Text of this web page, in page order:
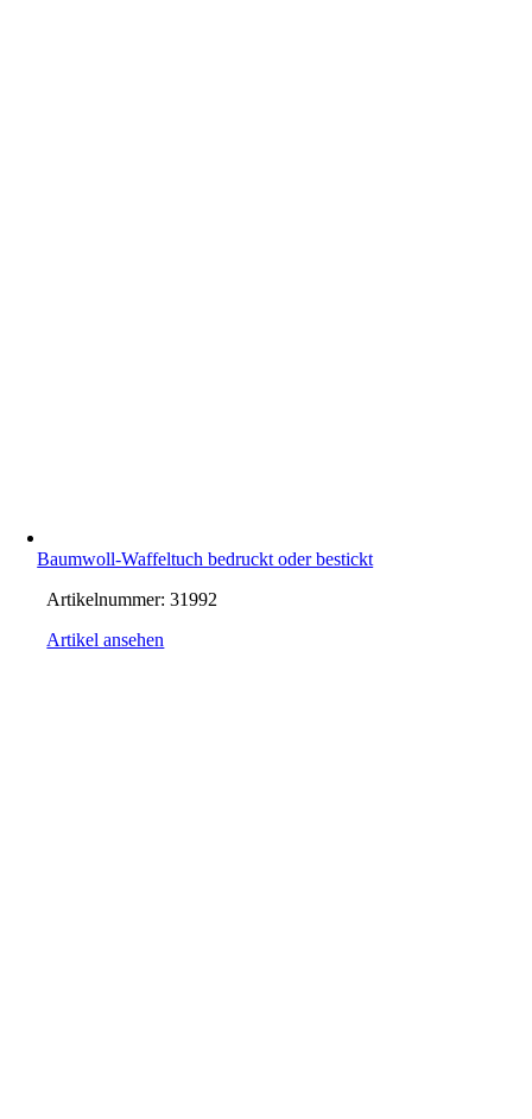
Baumwoll-Waffeltuch bedruckt oder bestickt
Artikelnummer:31992
Artikel ansehen